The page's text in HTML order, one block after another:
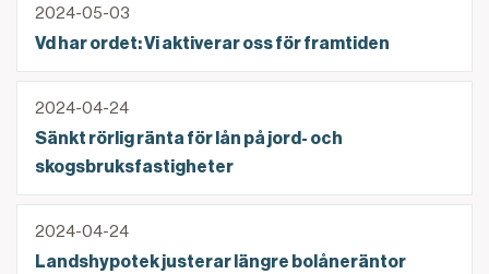
2024-05-03
Vd har ordet: Vi aktiverar oss för framtiden
2024-04-24
Sänkt rörlig ränta för lån på jord- och
skogsbruksfastigheter
2024-04-24
Landshypotek justerar längre bolåneräntor